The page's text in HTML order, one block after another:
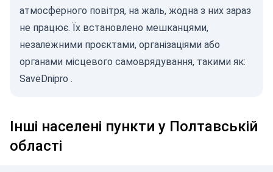
атмосферного повітря, на жаль, жодна з них зараз
не працює. Їх встановлено мешканцями,
незалежними проєктами, організаціями або
органами місцевого самоврядування, такими як:
SaveDnipro .
Інші населені пункти у Полтавській
області